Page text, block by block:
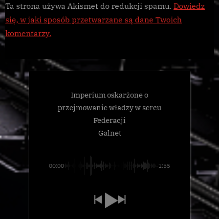
Ta strona używa Akismet do redukcji spamu. Dowiedz
się, w jaki sposób przetwarzane są dane Twoich
komentarzy.
Imperium oskarżone o
przejmowanie władzy w sercu
Federacji
Galnet
00:00 -1:55